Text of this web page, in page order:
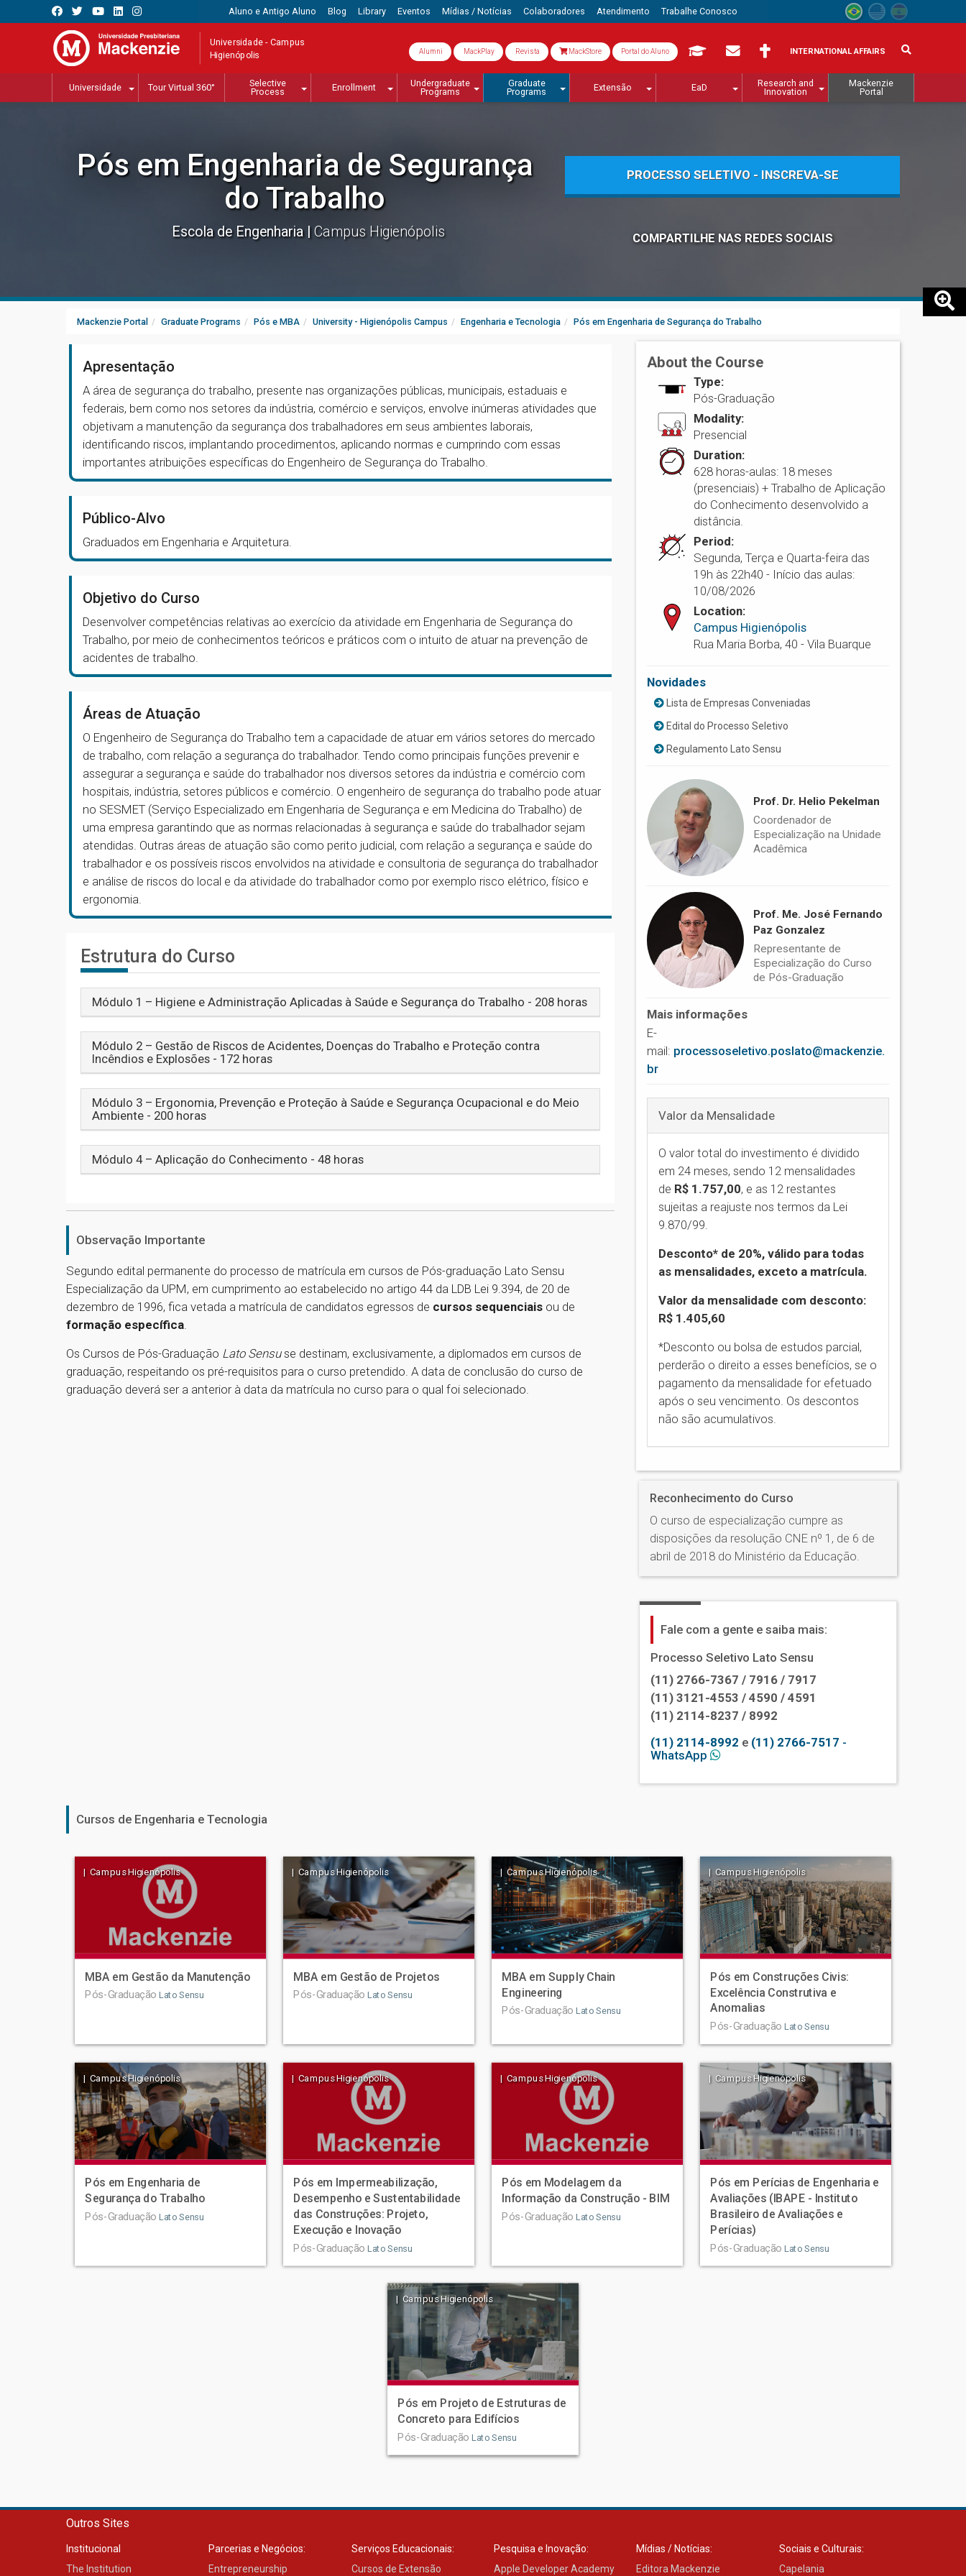
Aluno e Antigo Aluno Blog Library Eventos Mídias / Notícias Colaboradores Atendimento Trabalhe Conosco
Universidade - Campus
Higienópolis Alumni MackPlay Revista MackStore Portal do Aluno INTERNATIONAL AFFAIRS
Universidade Tour Virtual 360°
Selective
Process
Enrollment
Undergraduate
Programs
Graduate
Programs
Extensão EaD
Research and
Innovation
Mackenzie
Portal
Pós em Engenharia de Segurança
do Trabalho
Escola de Engenharia Campus Higienópolis
PROCESSO SELETIVO - INSCREVA-SE
COMPARTILHE NAS REDES SOCIAIS
Mackenzie Portal Graduate Programs Pós e MBA University - Higienópolis Campus Engenharia e Tecnologia Pós em Engenharia de Segurança do Trabalho
Apresentação
A área de segurança do trabalho, presente nas organizações públicas, municipais, estaduais e
federais, bem como nos setores da indústria, comércio e serviços, envolve inúmeras atividades que
objetivam a manutenção da segurança dos trabalhadores em seus ambientes laborais,
identificando riscos, implantando procedimentos, aplicando normas e cumprindo com essas
importantes atribuições específicas do Engenheiro de Segurança do Trabalho.
Público-Alvo
Graduados em Engenharia e Arquitetura.
Objetivo do Curso
Desenvolver competências relativas ao exercício da atividade em Engenharia de Segurança do
Trabalho, por meio de conhecimentos teóricos e práticos com o intuito de atuar na prevenção de
acidentes de trabalho.
Áreas de Atuação
O Engenheiro de Segurança do Trabalho tem a capacidade de atuar em vários setores do mercado
de trabalho, com relação a segurança do trabalhador. Tendo como principais funções prevenir e
assegurar a segurança e saúde do trabalhador nos diversos setores da indústria e comércio com
hospitais, indústria, setores públicos e comércio. O engenheiro de segurança do trabalho pode atuar
no SESMET (Serviço Especializado em Engenharia de Segurança e em Medicina do Trabalho) de
uma empresa garantindo que as normas relacionadas à segurança e saúde do trabalhador sejam
atendidas. Outras áreas de atuação são como perito judicial, com relação a segurança e saúde do
trabalhador e os possíveis riscos envolvidos na atividade e consultoria de segurança do trabalhador
e análise de riscos do local e da atividade do trabalhador como por exemplo risco elétrico, físico e
ergonomia.
Estrutura do Curso
Módulo 1 – Higiene e Administração Aplicadas à Saúde e Segurança do Trabalho - 208 horas
Módulo 2 – Gestão de Riscos de Acidentes, Doenças do Trabalho e Proteção contra
Incêndios e Explosões - 172 horas
Módulo 3 – Ergonomia, Prevenção e Proteção à Saúde e Segurança Ocupacional e do Meio
Ambiente - 200 horas
Módulo 4 – Aplicação do Conhecimento - 48 horas
Observação Importante
Segundo edital permanente do processo de matrícula em cursos de Pós-graduação Lato Sensu
Especialização da UPM, em cumprimento ao estabelecido no artigo 44 da LDB Lei 9.394, de 20 de
dezembro de 1996, fica vetada a matrícula de candidatos egressos de cursos sequenciais ou de
formação específica
Os Cursos de Pós-Graduação Lato Sensuse destinam, exclusivamente, a diplomados em cursos de
graduação, respeitando os pré-requisitos para o curso pretendido. A data de conclusão do curso de
graduação deverá ser a anterior à data da matrícula no curso para o qual foi selecionado.
About the Course
Type:
Pós-Graduação
Modality:
Presencial
Duration:
628 horas-aulas: 18 meses
(presenciais) + Trabalho de Aplicação
do Conhecimento desenvolvido a
distância.
Period:
Segunda, Terça e Quarta-feira das
19h às 22h40 - Início das aulas:
10/08/2026
Location:
Campus Higienópolis
Rua Maria Borba, 40 - Vila Buarque
Novidades
Lista de Empresas Conveniadas
Edital do Processo Seletivo
Regulamento Lato Sensu
Prof. Dr. Helio Pekelman
Coordenador de
Especialização na Unidade
Acadêmica
Prof. Me. José Fernando
Paz Gonzalez
Representante de
Especialização do Curso
de Pós-Graduação
Mais informações
E-
mail: processoseletivo.poslato@mackenzie.
br
Valor da Mensalidade
O valor total do investimento é dividido
em 24 meses, sendo 12 mensalidades
de R$ 1.757,00, e as 12 restantes
sujeitas a reajuste nos termos da Lei
9.870/99.
Desconto* de 20%, válido para todas
as mensalidades, exceto a matrícula.
Valor da mensalidade com desconto:
R$ 1.405,60
*Desconto ou bolsa de estudos parcial,
perderão o direito a esses benefícios, se o
pagamento da mensalidade for efetuado
após o seu vencimento. Os descontos
não são acumulativos.
Reconhecimento do Curso
O curso de especialização cumpre as
disposições da resolução CNE nº 1, de 6 de
abril de 2018 do Ministério da Educação.
Fale com a gente e saiba mais:
Processo Seletivo Lato Sensu
(11) 2766-7367 / 7916 / 7917
(11) 3121-4553 / 4590 / 4591
(11) 2114-8237 / 8992
(11) 2114-8992 e (11) 2766-7517 -
WhatsApp
Cursos de Engenharia e Tecnologia
| Campus Higienópolis
MBA em Gestão da Manutenção
Pós-Graduação Lato Sensu
| Campus Higienópolis
MBA em Gestão de Projetos
Pós-Graduação Lato Sensu
| Campus Higienópolis
MBA em Supply Chain
Engineering
Pós-Graduação Lato Sensu
| Campus Higienópolis
Pós em Construções Civis:
Excelência Construtiva e
Anomalias
Pós-Graduação Lato Sensu
| Campus Higienópolis
Pós em Engenharia de
Segurança do Trabalho
Pós-Graduação Lato Sensu
| Campus Higienópolis
Pós em Impermeabilização,
Desempenho e Sustentabilidade
das Construções: Projeto,
Execução e Inovação
Pós-Graduação Lato Sensu
| Campus Higienópolis
Pós em Modelagem da
Informação da Construção - BIM
Pós-Graduação Lato Sensu
| Campus Higienópolis
Pós em Perícias de Engenharia e
Avaliações (IBAPE - Instituto
Brasileiro de Avaliações e
Perícias)
Pós-Graduação Lato Sensu
| Campus Higienópolis
Pós em Projeto de Estruturas de
Concreto para Edifícios
Pós-Graduação Lato Sensu
Outros Sites
Institucional
The Institution
Parcerias e Negócios:
Entrepreneurship
Serviços Educacionais:
Cursos de Extensão
Pesquisa e Inovação:
Apple Developer Academy
Mídias / Notícias:
Editora Mackenzie
Sociais e Culturais:
Capelania